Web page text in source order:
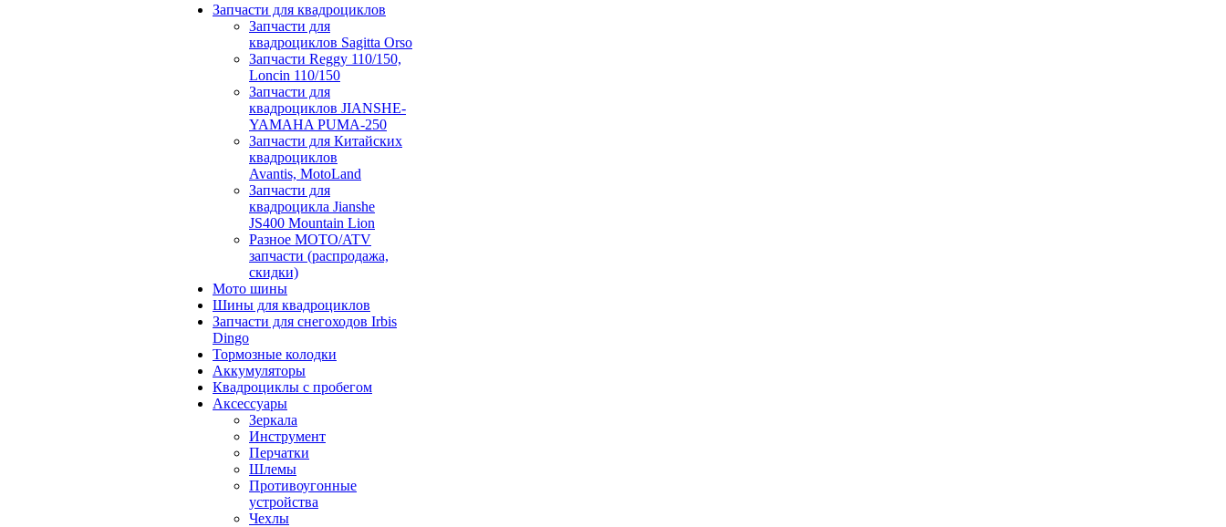
Запчасти для квадроциклов
Запчасти для
квадроциклов Sagitta Orso
Запчасти Reggy 110/150,
Loncin 110/150
Запчасти для
квадроциклов JIANSHE-
YAMAHA PUMA-250
Запчасти для Китайских
квадроциклов
Avantis, MotoLand
Запчасти для
квадроцикла Jianshe
JS400 Mountain Lion
Разное МОТО/ATV
запчасти (распродажа,
скидки)
Мото шины
Шины для квадроциклов
Запчасти для снегоходов Irbis
Dingo
Тормозные колодки
Аккумуляторы
Квадроциклы с пробегом
Аксессуары
Зеркала
Инструмент
Перчатки
Шлемы
Противоугонные
устройства
Чехлы